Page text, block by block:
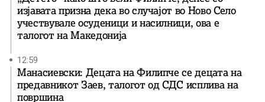
изјавата призна дека во случајот во Ново Село
учествувале осуденици и насилници, ова е
талогот на Македонија
12:59
Манасиевски: Децата на Филипче се децата на
предавникот Заев, талогот од СДС исплива на
површина